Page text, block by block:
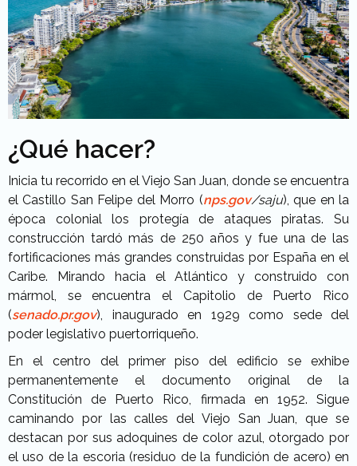
¿Qué hacer?
Inicia tu recorrido en el Viejo San Juan, donde se encuentra
el Castillo San Felipe del Morro (nps.gov/saju), que en la
época colonial los protegía de ataques piratas. Su
construcción tardó más de 250 años y fue una de las
fortificaciones más grandes construidas por España en el
Caribe. Mirando hacia el Atlántico y construido con
mármol, se encuentra el Capitolio de Puerto Rico
(senado.pr.gov), inaugurado en 1929 como sede del
poder legislativo puertorriqueño.
En el centro del primer piso del edificio se exhibe
permanentemente el documento original de la
Constitución de Puerto Rico, firmada en 1952. Sigue
caminando por las calles del Viejo San Juan, que se
destacan por sus adoquines de color azul, otorgado por
el uso de la escoria (residuo de la fundición de acero) en